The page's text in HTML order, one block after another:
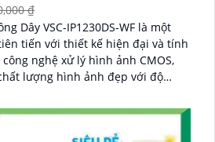
₫
Dây VSC-IP1230DS-WF là một
tiến với thiết kế hiện đại và tính
lượng hình ảnh đẹp với độ